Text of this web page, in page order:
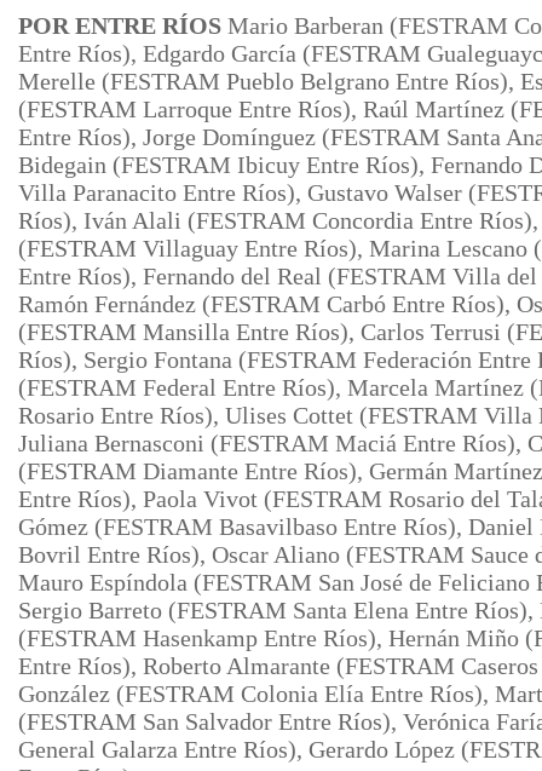
POR ENTRE RÍOS Mario Barberan (FESTRAM
Entre Ríos), Edgardo García (FESTRAM
Merelle (FESTRAM Pueblo Belgrano Entre Ríos),
(FESTRAM Larroque Entre Ríos), Raúl Martínez
Entre Ríos), Jorge Domínguez (FESTRAM Santa
Bidegain (FESTRAM Ibicuy Entre Ríos), Fernando
Villa Paranacito Entre Ríos), Gustavo Walser
Ríos), Iván Alali (FESTRAM Concordia Entre
(FESTRAM Villaguay Entre Ríos), Marina Lescano
Entre Ríos), Fernando del Real (FESTRAM Villa
Ramón Fernández (FESTRAM Carbó Entre Ríos),
(FESTRAM Mansilla Entre Ríos), Carlos Terrusi
Ríos), Sergio Fontana (FESTRAM Federación
(FESTRAM Federal Entre Ríos), Marcela Martínez
Rosario Entre Ríos), Ulises Cottet (FESTRAM Villa
Juliana Bernasconi (FESTRAM Maciá Entre Ríos),
(FESTRAM Diamante Entre Ríos), Germán
Entre Ríos), Paola Vivot (FESTRAM Rosario del
Gómez (FESTRAM Basavilbaso Entre Ríos),
Bovril Entre Ríos), Oscar Aliano (FESTRAM Sauce
Mauro Espíndola (FESTRAM San José de Feliciano
Sergio Barreto (FESTRAM Santa Elena Entre Ríos),
(FESTRAM Hasenkamp Entre Ríos), Hernán Miño
Entre Ríos), Roberto Almarante (FESTRAM
González (FESTRAM Colonia Elía Entre Ríos),
(FESTRAM San Salvador Entre Ríos), Verónica
General Galarza Entre Ríos), Gerardo López